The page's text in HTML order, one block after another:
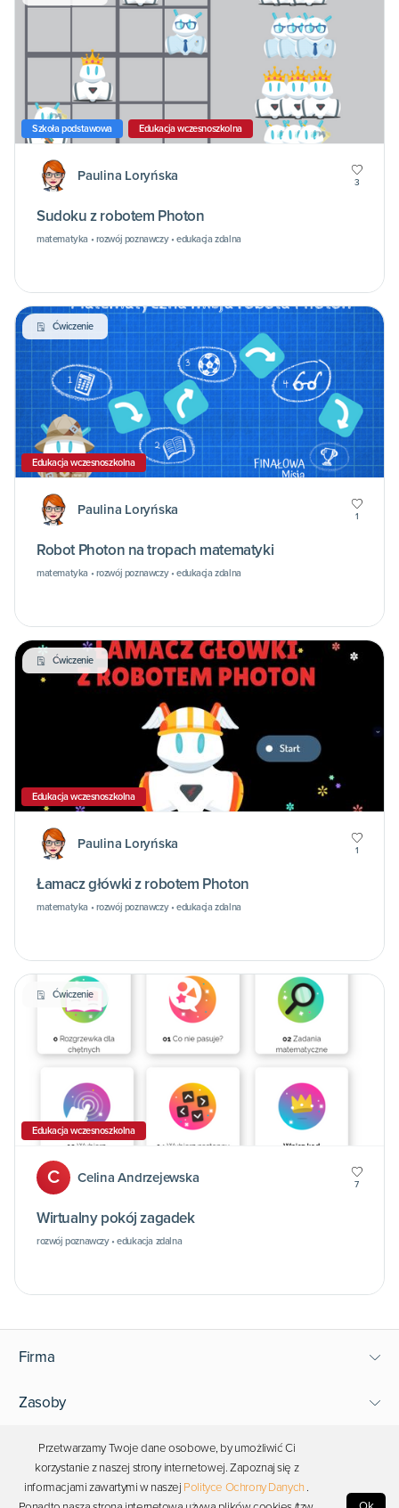
Szkoła podstawowa Edukacja wczesnoszkolna
Paulina Loryńska 3
Sudoku z robotem Photon
matematyka • rozwój poznawczy • edukacja zdalna
Ćwiczenie
Edukacja wczesnoszkolna
Paulina Loryńska 1
Robot Photon na tropach matematyki
matematyka • rozwój poznawczy • edukacja zdalna
Ćwiczenie
Edukacja wczesnoszkolna
Paulina Loryńska 1
Łamacz główki z robotem Photon
matematyka • rozwój poznawczy • edukacja zdalna
Ćwiczenie
Edukacja wczesnoszkolna
C Celina Andrzejewska 7
Wirtualny pokój zagadek
rozwój poznawczy • edukacja zdalna
Firma
Zasoby
Wsparcie
Bądź blisko Photona
Przetwarzamy Twoje dane osobowe, by umożliwić Ci
korzystanie z naszej strony internetowej. Zapoznaj się z
informacjami zawartymi w naszej Polityce Ochrony Danych .